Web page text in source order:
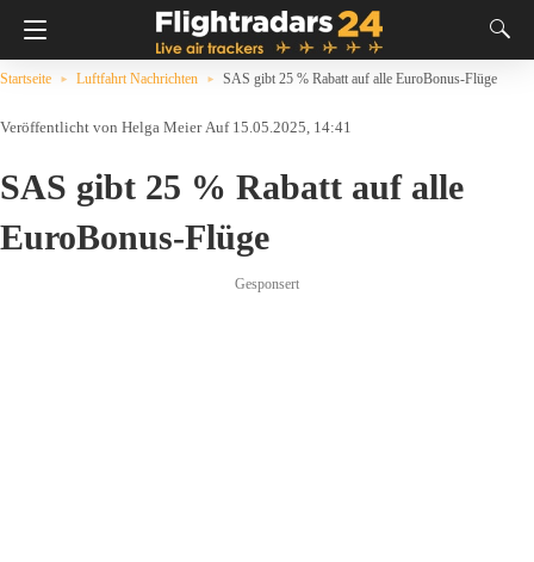
Startseite Luftfahrt Nachrichten SAS gibt 25 % Rabatt auf alle EuroBonus-Flüge
Helga Meier Auf 15.05.2025, 14:41
SAS gibt 25 % Rabatt auf alle
EuroBonus-Flüge
Gesponsert